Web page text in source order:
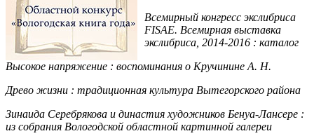
Всемирный конгресс экслибриса
FISAE. Всемирная выставка
экслибриса, 2014-2016 : каталог
Высокое напряжение : воспоминания о Кручинине А. Н.
Древо жизни : традиционная культура Вытегорского района
Зинаида Серебрякова и династия художников Бенуа-Лансере :
из собрания Вологодской областной картинной галереи